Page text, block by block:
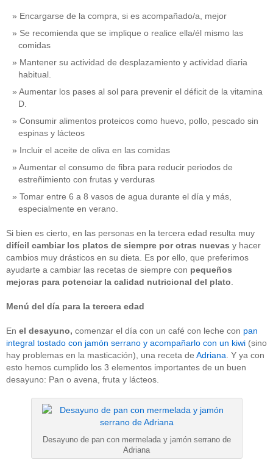
Encargarse de la compra, si es acompañado/a, mejor
Se recomienda que se implique o realice ella/él mismo las
comidas
Mantener su actividad de desplazamiento y actividad diaria
habitual.
Aumentar los pases al sol para prevenir el déficit de la vitamina
D.
Consumir alimentos proteicos como huevo, pollo, pescado sin
espinas y lácteos
Incluir el aceite de oliva en las comidas
Aumentar el consumo de fibra para reducir periodos de
estreñimiento con frutas y verduras
Tomar entre 6 a 8 vasos de agua durante el día y más,
especialmente en verano.
Si bien es cierto, en las personas en la tercera edad resulta muy
difícil cambiar los platos de siempre por otras nuevas y hacer
cambios muy drásticos en su dieta. Es por ello, que preferimos
ayudarte a cambiar las recetas de siempre con pequeños
mejoras para potenciar la calidad nutricional del plato
Menú del día para la tercera edad
En el desayuno, comenzar el día con un café con leche con pan
integral tostado con jamón serrano y acompañarlo con un kiwi (sino
hay problemas en la masticación), una receta de Adriana . Y ya con
esto hemos cumplido los 3 elementos importantes de un buen
desayuno: Pan o avena, fruta y lácteos.
Desayuno de pan con mermelada y jamón serrano de
Adriana